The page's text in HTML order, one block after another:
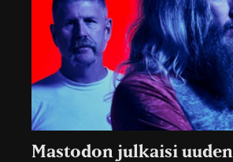
Mastodon julkaisi uuden